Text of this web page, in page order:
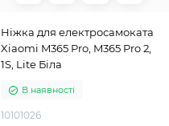
Ніжка для електросамоката
Xiaomi M365 Pro, M365 Pro 2,
1S, Lite Біла
В наявності
10101026